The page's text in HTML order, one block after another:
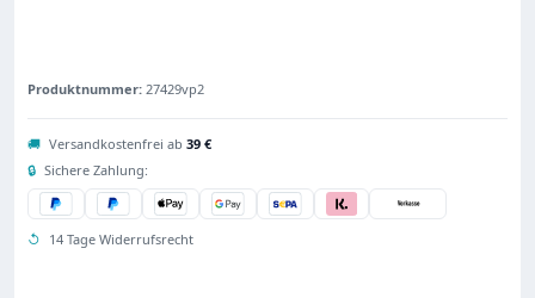
Produktnummer: 27429vp2
🚚 Versandkostenfrei ab 39 €
🔒 Sichere Zahlung:
↺ 14 Tage Widerrufsrecht